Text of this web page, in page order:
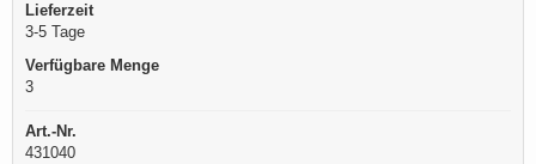
Lieferzeit
3-5 Tage
Verfügbare Menge
3
Art.-Nr.
431040